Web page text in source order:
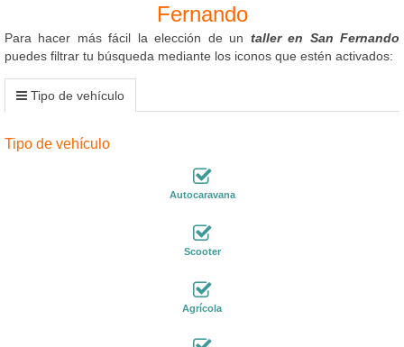
Fernando
Para hacer más fácil la elección de un taller en San Fernando
puedes filtrar tu búsqueda mediante los iconos que estén activados:
Tipo de vehículo
Tipo de vehículo
Autocaravana
Scooter
Agrícola